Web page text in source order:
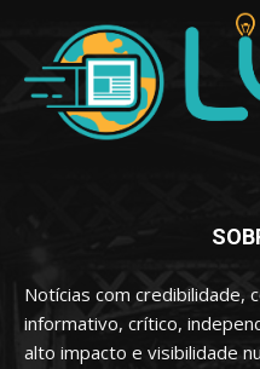
Notícias com credibilidade,
informativo, crítico,
alto impacto e visibilidade